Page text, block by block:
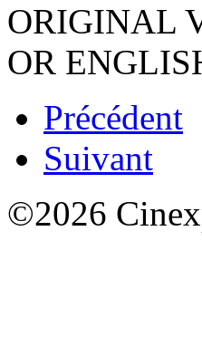
ORIGINAL
OR
Précédent
Suivant
©2026